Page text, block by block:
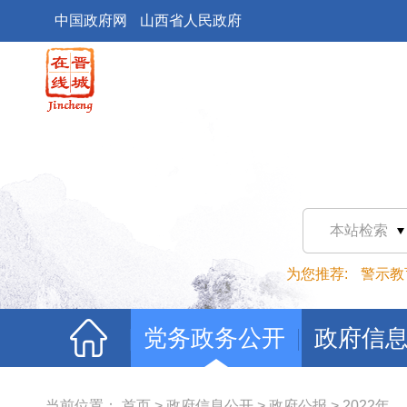
中国政府网 山西省人民政府
本站检索
为您推荐: 警示教
党务政务公开 政府信